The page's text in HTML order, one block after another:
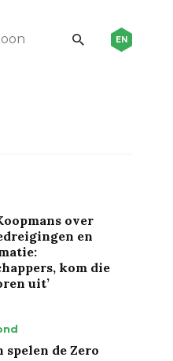
EN
over
en
kom die
uit’
spelen de Zero